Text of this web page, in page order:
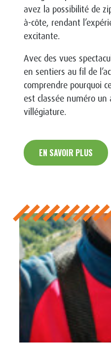
avez la possibilité de
à-côte, rendant
excitante.
Avec des vues
en sentiers au fil de
comprendre pourquoi
est classée numéro un
villégiature.
EN SAVOIR PLUS